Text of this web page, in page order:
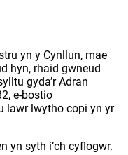
yn y Cynllun, mae
hyn, rhaid gwneud
gyda’r Adran
e-bostio
lawr lwytho copi yn yr
yn syth i’ch cyflogwr.